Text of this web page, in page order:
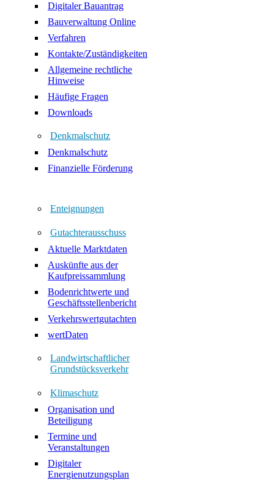
Digitaler Bauantrag
Bauverwaltung Online
Verfahren
Kontakte/Zuständigkeiten
Allgemeine rechtliche
Hinweise
Häufige Fragen
Downloads
Denkmalschutz
Denkmalschutz
Finanzielle Förderung
Enteignungen
Gutachterausschuss
Aktuelle Marktdaten
Auskünfte aus der
Kaufpreissammlung
Bodenrichtwerte und
Geschäftsstellenbericht
Verkehrswertgutachten
wertDaten
Landwirtschaftlicher
Grundstücksverkehr
Klimaschutz
Organisation und
Beteiligung
Termine und
Veranstaltungen
Digitaler
Energienutzungsplan